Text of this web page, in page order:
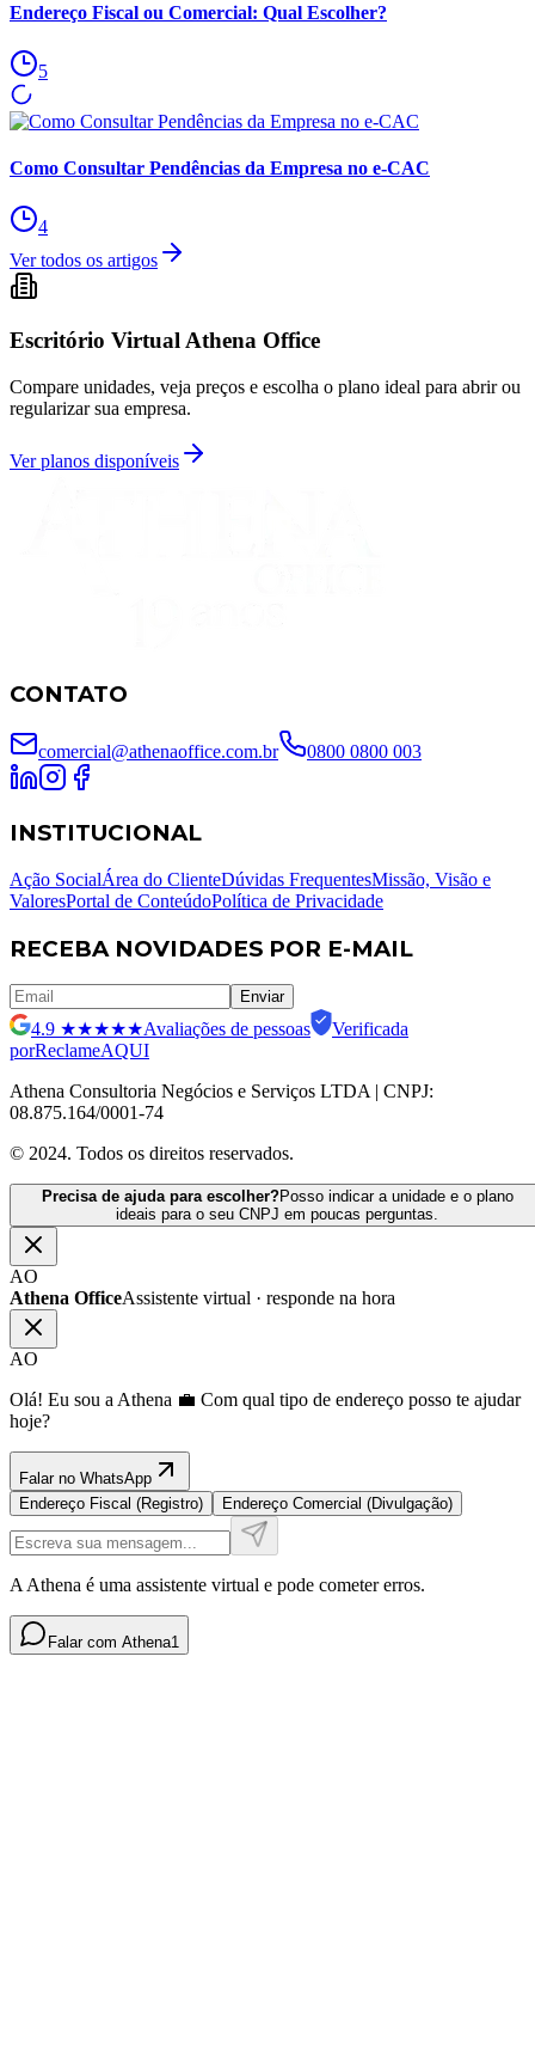
Endereço Fiscal ou Comercial: Qual Escolher?
5
Como Consultar Pendências da Empresa no e-CAC
4
Ver todos os artigos
Escritório Virtual Athena Office
Compare unidades, veja preços e escolha o plano ideal para abrir ou
regularizar sua empresa.
Ver planos disponíveis
CONTATO
comercial@athenaoffice.com.br 0800 0800 003
INSTITUCIONAL
Ação SocialÁrea do ClienteDúvidas FrequentesMissão, Visão e
ValoresPortal de ConteúdoPolítica de Privacidade
RECEBA NOVIDADES POR E-MAIL
Enviar
4.9 ★★★★★Avaliações de pessoas
Verificada
porReclameAQUI
Athena Consultoria Negócios e Serviços LTDA | CNPJ:
08.875.164/0001-74
© 2024. Todos os direitos reservados.
Precisa de ajuda para escolher?Posso indicar a unidade e o plano
ideais para o seu CNPJ em poucas perguntas.
AO
Athena OfficeAssistente virtual · responde na hora
AO
Olá! Eu sou a Athena 💼 Com qual tipo de endereço posso te ajudar
hoje?
Falar no WhatsApp
Endereço Fiscal (Registro)
Endereço Comercial (Divulgação)
A Athena é uma assistente virtual e pode cometer erros.
Falar com Athena1